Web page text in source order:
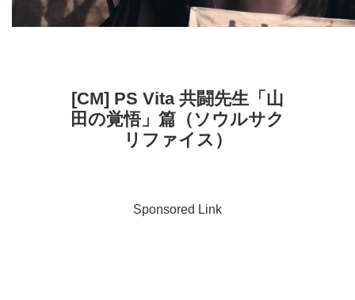
[CM] PS Vita 共闘先生「山
田の覚悟」篇（ソウルサク
リファイス）
Sponsored Link